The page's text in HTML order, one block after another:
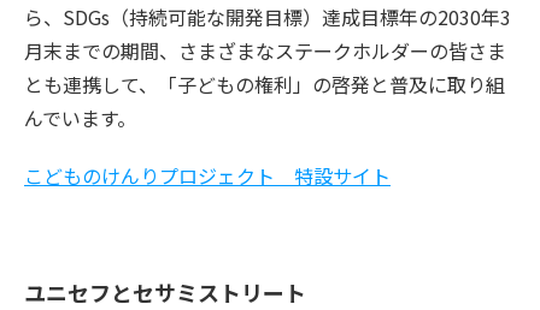
ら、SDGs（持続可能な開発目標）達成目標年の2030年3
月末までの期間、さまざまなステークホルダーの皆さま
とも連携して、「子どもの権利」の啓発と普及に取り組
んでいます。
こどものけんりプロジェクト 特設サイト
ユニセフとセサミストリート